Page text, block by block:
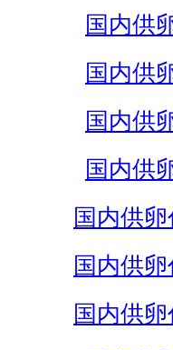
国内供
国内供
国内供
国内供
国内供
国内供
国内供